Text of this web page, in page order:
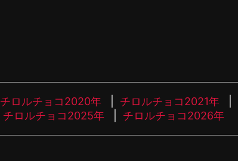
チロルチョコ2020年 チロルチョコ2021年
チロルチョコ2025年 チロルチョコ2026年